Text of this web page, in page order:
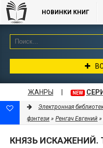
НОВИНКИ КНИГ
ЖАНРЫ NEW
Электронная
фэнтези » Ренгач Евгений
КНЯЗЬ ИСКАЖЕНИЙ.